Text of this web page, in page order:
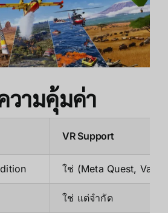
วามคุ้มค่า
VR Support
ใช่ (Meta Quest,
ใช่ แต่จำกัด